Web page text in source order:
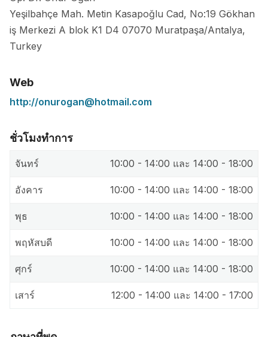
Yeşilbahçe Mah. Metin Kasapoğlu Cad, No:19 Gökhan
iş Merkezi A blok K1 D4 07070 Muratpaşa/Antalya,
Turkey
Web
http://onurogan@hotmail.com
ชั่วโมงทำการ
จันทร์ 10:00 - 14:00 และ 14:00 - 18:00
อังคาร 10:00 - 14:00 และ 14:00 - 18:00
พุธ 10:00 - 14:00 และ 14:00 - 18:00
พฤหัสบดี 10:00 - 14:00 และ 14:00 - 18:00
ศุกร์ 10:00 - 14:00 และ 14:00 - 18:00
เสาร์ 12:00 - 14:00 และ 14:00 - 17:00